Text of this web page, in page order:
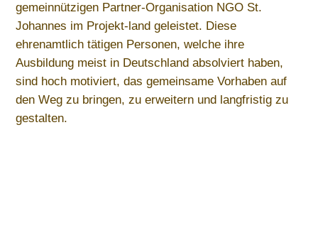
gemeinnützigen Partner-Organisation NGO St.
Johannes im Projekt-land geleistet. Diese
ehrenamtlich tätigen Personen, welche ihre
Ausbildung meist in Deutschland absolviert haben,
sind hoch motiviert, das gemeinsame Vorhaben auf
den Weg zu bringen, zu erweitern und langfristig zu
gestalten.